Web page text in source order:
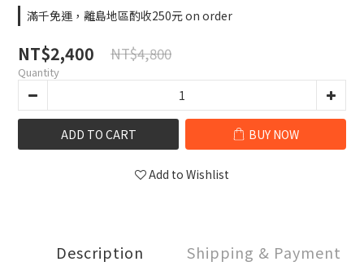
滿千免運，離島地區酌收250元 on order
NT$2,400 NT$4,800
Quantity
ADD TO CART BUY NOW
Add to Wishlist
Description Shipping & Payment